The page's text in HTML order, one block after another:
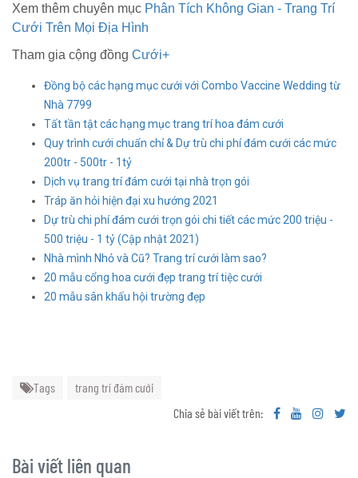
Xem thêm chuyên mục Phân Tích Không Gian - Trang Trí
Cưới Trên Mọi Địa Hình
Tham gia cộng đồng Cưới+
Đồng bộ các hạng mục cưới với Combo Vaccine Wedding từ
Nhà 7799
Tất tần tật các hạng mục trang trí hoa đám cưới
Quy trình cưới chuẩn chỉ & Dự trù chi phí đám cưới các mức
200tr - 500tr - 1tỷ
Dịch vụ trang trí đám cưới tại nhà trọn gói
Tráp ăn hỏi hiện đại xu hướng 2021
Dự trù chi phí đám cưới trọn gói chi tiết các mức 200 triệu -
500 triệu - 1 tỷ (Cập nhật 2021)
Nhà mình Nhỏ và Cũ? Trang trí cưới làm sao?
20 mẫu cổng hoa cưới đẹp trang trí tiệc cưới
20 mẫu sân khấu hội trường đẹp
Tags
trang trí đám cưới
Chia sẻ bài viết trên:
Bài viết liên quan